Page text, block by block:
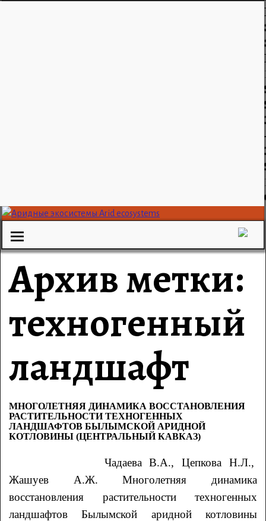
Архив метки:
техногенный
ландшафт
МНОГОЛЕТНЯЯ ДИНАМИКА ВОССТАНОВЛЕНИЯ
РАСТИТЕЛЬНОСТИ ТЕХНОГЕННЫХ
ЛАНДШАФТОВ БЫЛЫМСКОЙ АРИДНОЙ
КОТЛОВИНЫ (ЦЕНТРАЛЬНЫЙ КАВКАЗ)
ЧадаеваВ.А., Цепкова Н.Л.,
Жашуев А.Ж.Многолетняя динамика
восстановления растительности техногенных
ландшафтов Былымской аридной котловины